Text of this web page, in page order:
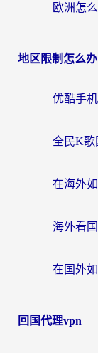
地区限制怎么办
回国代理vpn